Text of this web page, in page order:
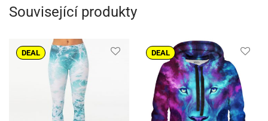
Související produkty
DEAL DEAL